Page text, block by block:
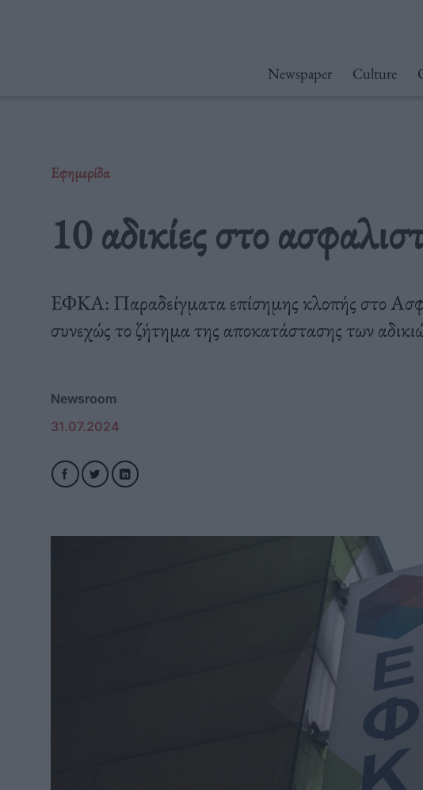
Newspaper Culture
Εφημερίδα
10 αδικίες στο
ΕΦΚΑ: Παραδείγματα επίσημης κλοπής στο
συνεχώς το ζήτημα της αποκατάστασης των
Newsroom
31.07.2024